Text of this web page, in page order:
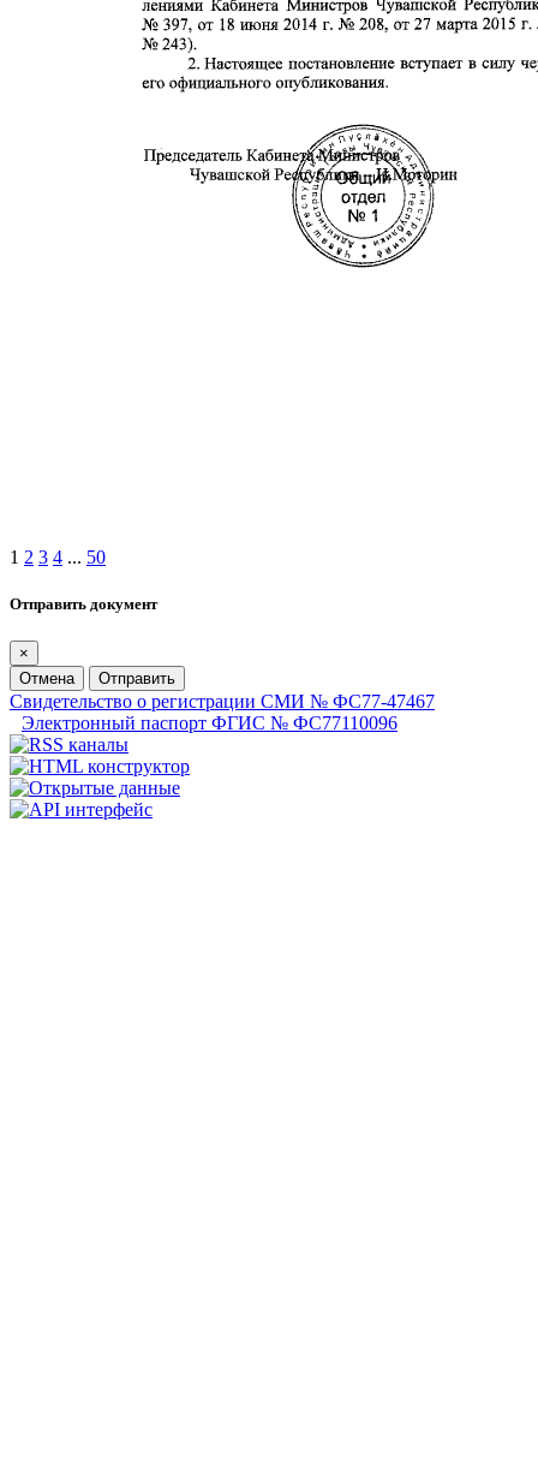
1 2 3 4 ... 50
Отправить документ
×
Отмена
Отправить
Свидетельство о регистрации СМИ № ФС77-47467
Электронный паспорт ФГИС № ФС77110096